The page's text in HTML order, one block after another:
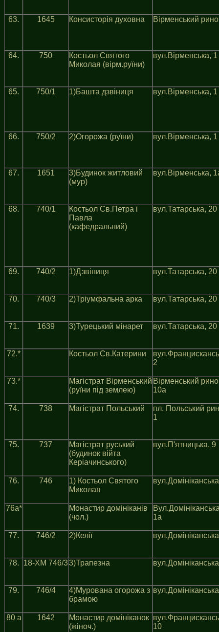
63. 1645 Консисторiя духовна Вiрменський
64. 750
Костьол Святого
Миколая (вiрм.руїни)
вул.Вiрменська, 1
65. 750/1 1)Башта дзвiниця вул.Вiрменська, 1
66. 750/2 2)Огорожа (руїни) вул.Вiрменська, 1
67. 1651
3)Будинок житловий
(мур)
вул.Вiрменська,
68. 740/1
Костьол Св.Петра i
Павла
(кафедральний)
вул.Татарська, 20
69. 740/2 1)Дзвiниця вул.Татарська, 20
70. 740/3 2)Трiумфальна арка вул.Татарська, 20
71. 1639 3)Турецький мiнарет вул.Татарська, 20
72.* Костьол Св.Катерини
2
73.*
Магiстрат Вiрменський
(руїни під землею)
Вiрменський
10а
74. 738 Магiстрат Польський
пл. Польський
1
75. 737
Магiстрат руський
(будинок вiйта
Керiачинського)
вул.П'ятницька, 9
76. 746
1) Костьол Святого
Миколая
76a*
Монастир домiнiканiв
(чол.)
1а
77. 746/2 2)Келiї
78. 18-ХМ 746/33)Трапезна
79. 746/4
4)Мурована огорожа з
брамою
80 a 1642
Монастир домiнiканок
(жiноч.)
10